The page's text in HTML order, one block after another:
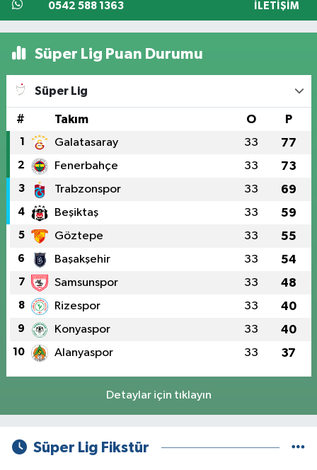
0542 588 1363 İLETIŞIM
Süper Lig Puan Durumu
Süper Lig
# Takım O P
1 Galatasaray 33 77
2 Fenerbahçe 33 73
3 Trabzonspor 33 69
4 Beşiktaş 33 59
5 Göztepe 33 55
6 Başakşehir 33 54
7 Samsunspor 33 48
8 Rizespor 33 40
9 Konyaspor 33 40
10 Alanyaspor 33 37
Detaylar için tıklayın
Süper Lig Fikstür